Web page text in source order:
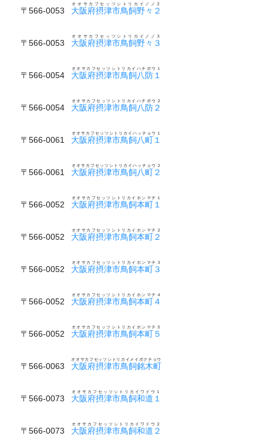
〒566-0053 大阪府摂津市鳥飼野々２
オオサカフセッツシトリカイノノ２
〒566-0053 大阪府摂津市鳥飼野々３
オオサカフセッツシトリカイノノ３
〒566-0054 大阪府摂津市鳥飼八防１
オオサカフセッツシトリカイハチボウ１
〒566-0054 大阪府摂津市鳥飼八防２
オオサカフセッツシトリカイハチボウ２
〒566-0061 大阪府摂津市鳥飼八町１
オオサカフセッツシトリカイハッチョウ１
〒566-0061 大阪府摂津市鳥飼八町２
オオサカフセッツシトリカイハッチョウ２
〒566-0052 大阪府摂津市鳥飼本町１
オオサカフセッツシトリカイホンマチ１
〒566-0052 大阪府摂津市鳥飼本町２
オオサカフセッツシトリカイホンマチ２
〒566-0052 大阪府摂津市鳥飼本町３
オオサカフセッツシトリカイホンマチ３
〒566-0052 大阪府摂津市鳥飼本町４
オオサカフセッツシトリカイホンマチ４
〒566-0052 大阪府摂津市鳥飼本町５
オオサカフセッツシトリカイホンマチ５
〒566-0063 大阪府摂津市鳥飼銘木町
オオサカフセッツシトリカイメイボクチョウ
〒566-0073 大阪府摂津市鳥飼和道１
オオサカフセッツシトリカイワドウ１
〒566-0073 大阪府摂津市鳥飼和道２
オオサカフセッツシトリカイワドウ２